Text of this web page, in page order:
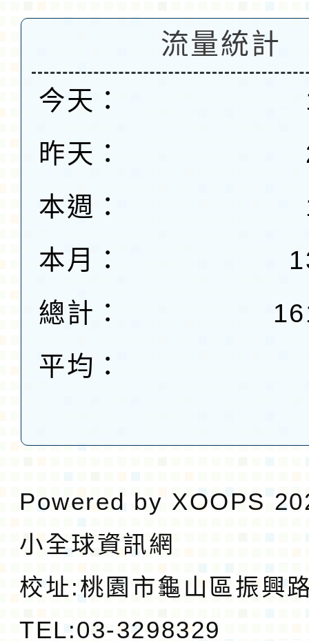
流量統計
今天：
昨天：
本週：
本月：
總計：
平均：
Powered by XOOPS
小全球資訊網
校址:桃園市龜山區振興
TEL:03-3298329